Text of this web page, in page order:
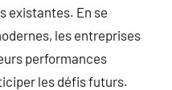
existantes. En se
les entreprises
performances
les défis futurs.